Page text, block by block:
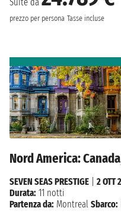
prezzo per persona Tasse incluse
Nord America:
SEVEN SEAS PRESTIGE
2 OTT
Durata: 11 notti
Partenza da: Montreal Sbarco: